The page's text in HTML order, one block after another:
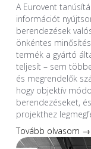
A Eurovent
információt
berendezések
önkéntes
termék a gyártó
teljesít – sem
és megrendelők
hogy objektív
berendezéseket,
projekthez
Tovább olvasom →